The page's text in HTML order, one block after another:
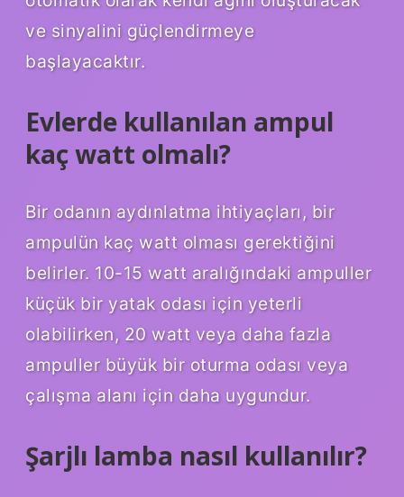
ve sinyalini güçlendirmeye
başlayacaktır.
Evlerde kullanılan ampul
kaç watt olmalı?
Bir odanın aydınlatma ihtiyaçları, bir
ampulün kaç watt olması gerektiğini
belirler. 10-15 watt aralığındaki ampuller
küçük bir yatak odası için yeterli
olabilirken, 20 watt veya daha fazla
ampuller büyük bir oturma odası veya
çalışma alanı için daha uygundur.
Şarjlı lamba nasıl kullanılır?